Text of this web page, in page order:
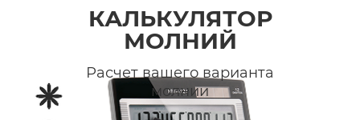
КАЛЬКУЛЯТОР
МОЛНИЙ
Расчет вашего варианта
молнии